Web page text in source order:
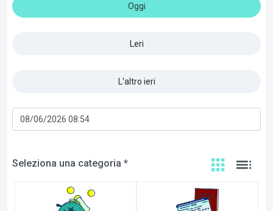
Oggi
Leri
L'altro ieri
Seleziona una categoria *